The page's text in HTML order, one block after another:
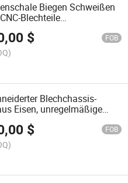
Biegen Schweißen
Blechteile
Verarbeitung
$ FOB
Blechchassis-
Eisen, unregelmäßige
$ FOB